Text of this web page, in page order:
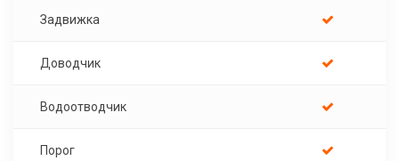
Задвижка
Доводчик
Водоотводчик
Порог